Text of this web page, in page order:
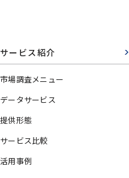
サービス紹介
市場調査メニュー
データサービス
提供形態
サービス比較
活用事例